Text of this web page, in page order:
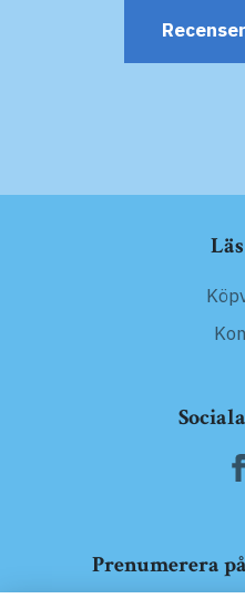
Prenumerera